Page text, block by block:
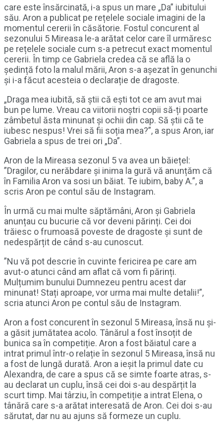
care este însărcinată, i-a spus un mare „Da” iubitului
său. Aron a publicat pe rețelele sociale imagini de la
momentul cererii în căsătorie. Fostul concurent al
sezonului 5 Mireasa le-a arătat celor care îl urmăresc
pe rețelele sociale cum s-a petrecut exact momentul
cererii. În timp ce Gabriela credea că se află la o
ședință foto la malul mării, Aron s-a așezat în genunchi
și i-a făcut acesteia o declarație de dragoste.
„Draga mea iubită, să știi că ești tot ce am avut mai
bun pe lume. Vreau ca viitorii noștri copii să-ți poarte
zâmbetul ăsta minunat și ochii din cap. Să știi că te
iubesc nespus! Vrei să fii soția mea?”, a spus Aron, iar
Gabriela a spus de trei ori „Da”.
Aron de la Mireasa sezonul 5 va avea un băiețel:
”Dragilor, cu nerăbdare și inima la gură vă anunțăm că
în Familia Aron va sosi un băiat. Te iubim, baby A.”, a
scris Aron pe contul său de Instagram.
În urmă cu mai multe săptămâni, Aron și Gabriela
anunțau cu bucurie că vor deveni părinți. Cei doi
trăiesc o frumoasă poveste de dragoste și sunt de
nedespărțit de când s-au cunoscut.
”Nu vă pot descrie în cuvinte fericirea pe care am
avut-o atunci când am aflat că vom fi părinți.
Mulțumim bunului Dumnezeu pentru acest dar
minunat! Stați aproape, vor urma mai multe detalii!”,
scria atunci Aron pe contul său de Instagram.
Aron a fost concurent în sezonul 5 Mireasa, însă nu și-
a găsit jumătatea acolo. Tânărul a fost însoțit de
bunica sa în competiție. Aron a fost băiatul care a
intrat primul într-o relație în sezonul 5 Mireasa, însă nu
a fost de lungă durată. Aron a ieșit la primul date cu
Alexandra, de care a spus că se simte foarte atras, s-
au declarat un cuplu, însă cei doi s-au despărțit la
scurt timp. Mai târziu, în competiție a intrat Elena, o
tânără care s-a arătat interesată de Aron. Cei doi s-au
sărutat, dar nu au ajuns să formeze un cuplu.